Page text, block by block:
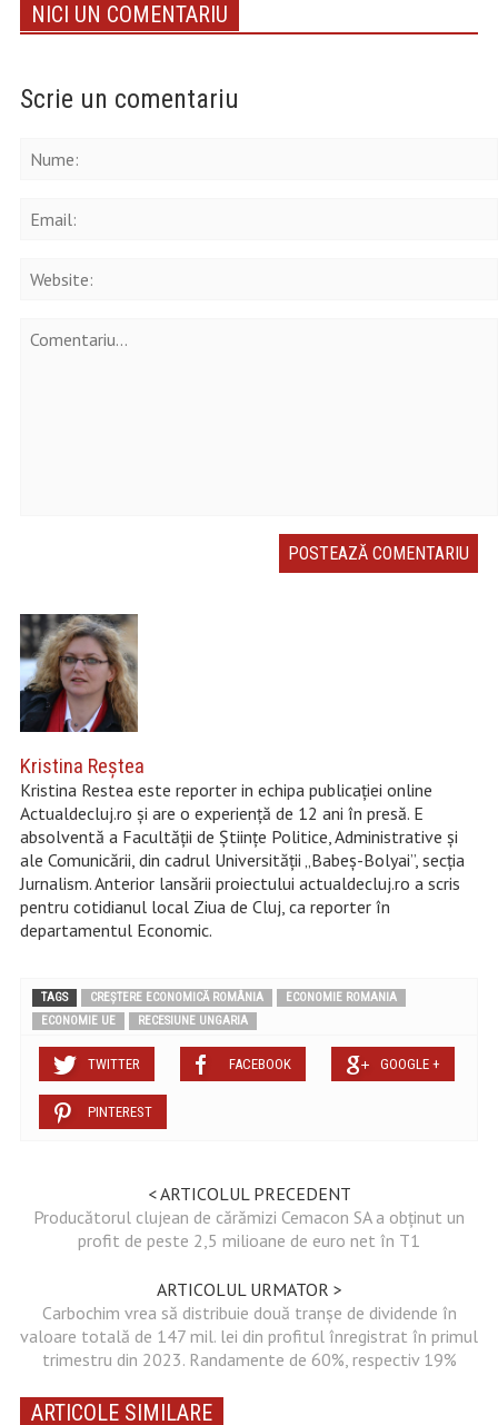
NICI UN COMENTARIU
Scrie un comentariu
Kristina Reştea
Kristina Restea este reporter in echipa publicației online
Actualdecluj.ro și are o experiență de 12 ani în presă. E
absolventă a Facultății de Științe Politice, Administrative și
ale Comunicării, din cadrul Universității „Babeș-Bolyai”, secția
Jurnalism. Anterior lansării proiectului actualdecluj.ro a scris
pentru cotidianul local Ziua de Cluj, ca reporter în
departamentul Economic.
TAGS CREȘTERE ECONOMICĂ ROMÂNIA
ECONOMIE ROMANIA
ECONOMIE UE
RECESIUNE UNGARIA
TWITTER FACEBOOK GOOGLE +
PINTEREST
< ARTICOLUL PRECEDENT
Producătorul clujean de cărămizi Cemacon SA a obținut un
profit de peste 2,5 milioane de euro net în T1
ARTICOLUL URMATOR >
Carbochim vrea să distribuie două tranşe de dividende în
valoare totală de 147 mil. lei din profitul înregistrat în primul
trimestru din 2023. Randamente de 60%, respectiv 19%
ARTICOLE SIMILARE